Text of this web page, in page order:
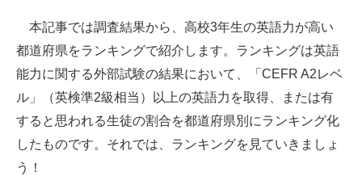
好きが集まる 比べて選べる
ビジネスと働き方のヒント
企業ITのトレンドを詳説
本記事では調査結果から、高校3年生の英語力が高い
都道府県をランキングで紹介します。ランキングは英語
能力に関する外部試験の結果において、「CEFR A2レベ
ル」（英検準2級相当）以上の英語力を取得、または有
すると思われる生徒の割合を都道府県別にランキング化
したものです。それでは、ランキングを見ていきましょ
う！